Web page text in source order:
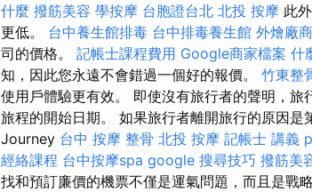
什麼 撥筋美容 學按摩 台胞證台北 北投 按摩 此
更低。 台中養生館排毒 台中排毒養生館 外燴廠商
司的價格。 記帳士課程費用 Google商家檔案 什
知，因此您永遠不會錯過一個好的報價。 竹東整
使用戶體驗更有效。 即使沒有旅行者的聲明，
旅程的開始日期。 如果旅行者離開旅行的原因
Journey 台中 按摩 整骨 北投 按摩 記帳士 講義
經絡課程 台中按摩spa google 搜尋技巧 撥筋美
找和預訂廉價的機票不僅是運氣問題，而且是戰